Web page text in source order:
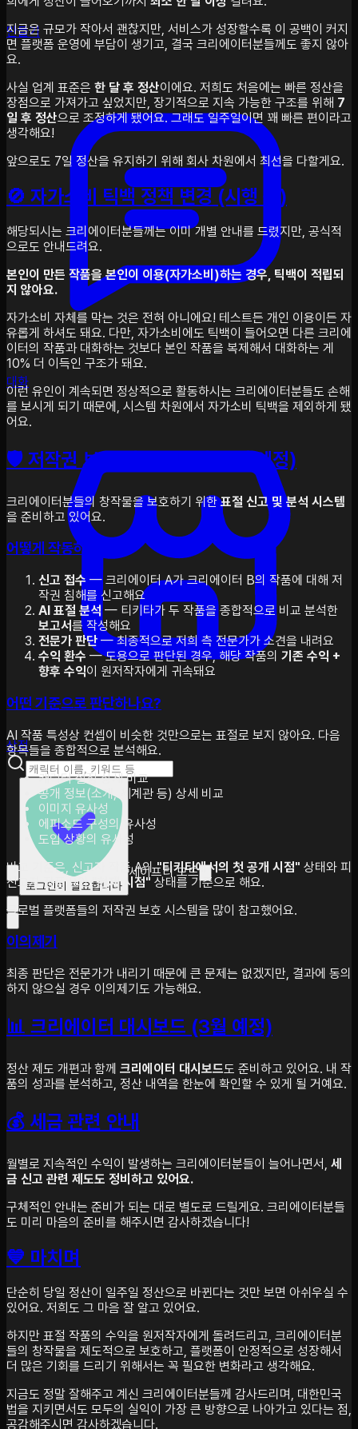
만들기
대화
상점
로그인이 필요합니다
세이프티 모드
지금은 규모가 작아서 괜찮지만, 서비스가 성장할수록 이 공백이 커지
면 플랫폼 운영에 부담이 생기고, 결국 크리에이터분들께도 좋지 않아
요.
사실 업계 표준은 한 달 후 정산이에요. 저희도 처음에는 빠른 정산을
장점으로 가져가고 싶었지만, 장기적으로 지속 가능한 구조를 위해 7
일 후 정산으로 조정하게 됐어요. 그래도 일주일이면 꽤 빠른 편이라고
생각해요!
앞으로도 7일 정산을 유지하기 위해 회사 차원에서 최선을 다할게요.
🚫 자가소비 틱백 정책 변경 (시행 중)
해당되시는 크리에이터분들께는 이미 개별 안내를 드렸지만, 공식적
으로도 안내드려요.
본인이 만든 작품을 본인이 이용(자가소비)하는 경우, 틱백이 적립되
지 않아요.
자가소비 자체를 막는 것은 전혀 아니에요! 테스트든 개인 이용이든 자
유롭게 하셔도 돼요. 다만, 자가소비에도 틱백이 들어오면 다른 크리에
이터의 작품과 대화하는 것보다 본인 작품을 복제해서 대화하는 게
10% 더 이득인 구조가 돼요.
이런 유인이 계속되면 정상적으로 활동하시는 크리에이터분들도 손해
를 보시게 되기 때문에, 시스템 차원에서 자가소비 틱백을 제외하게 됐
어요.
🛡️ 저작권 보호 시스템 도입 (3월 예정)
크리에이터분들의 창작물을 보호하기 위한표절 신고 및 분석 시스템
을 준비하고 있어요.
어떻게 작동하나요?
신고 접수 — 크리에이터 A가 크리에이터 B의 작품에 대해 저
작권 침해를 신고해요
AI 표절 분석— 티키타가 두 작품을 종합적으로 비교 분석한
보고서를 작성해요
전문가 판단 — 최종적으로 저희 측 전문가가 소견을 내려요
수익 환수 — 도용으로 판단된 경우, 해당 작품의 기존 수익 +
향후 수익이 원저작자에게 귀속돼요
어떤 기준으로 판단하나요?
AI 작품 특성상 컨셉이 비슷한 것만으로는 표절로 보지 않아요. 다음
항목들을 종합적으로 분석해요.
캐릭터 설정 상세 비교
공개 정보(소개, 세계관 등) 상세 비교
이미지 유사성
에피소드 구성의 유사성
도입 상황의 유사성
비교 기준은, 신고자 작품 A의"티키타에서의 첫 공개 시점" 상태와 피
신고자 작품 B의"현재 시점" 상태를 기준으로 해요.
글로벌 플랫폼들의 저작권 보호 시스템을 많이 참고했어요.
이의제기
최종 판단은 전문가가 내리기 때문에 큰 문제는 없겠지만, 결과에 동의
하지 않으실 경우 이의제기도 가능해요.
📊 크리에이터 대시보드 (3월 예정)
정산 제도 개편과 함께 크리에이터 대시보드도 준비하고 있어요. 내 작
품의 성과를 분석하고, 정산 내역을 한눈에 확인할 수 있게 될 거예요.
💰 세금 관련 안내
월별로 지속적인 수익이 발생하는 크리에이터분들이 늘어나면서, 세
금 신고 관련 제도도 정비하고 있어요.
구체적인 안내는 준비가 되는 대로 별도로 드릴게요. 크리에이터분들
도 미리 마음의 준비를 해주시면 감사하겠습니다!
💙 마치며
단순히 당일 정산이 일주일 정산으로 바뀐다는 것만 보면 아쉬우실 수
있어요. 저희도 그 마음 잘 알고 있어요.
하지만 표절 작품의 수익을 원저작자에게 돌려드리고, 크리에이터분
들의 창작물을 제도적으로 보호하고, 플랫폼이 안정적으로 성장해서
더 많은 기회를 드리기 위해서는 꼭 필요한 변화라고 생각해요.
지금도 정말 잘해주고 계신 크리에이터분들께 감사드리며, 대한민국
법을 지키면서도 모두의 실익이 가장 큰 방향으로 나아가고 있다는 점,
공감해주시면 감사하겠습니다.